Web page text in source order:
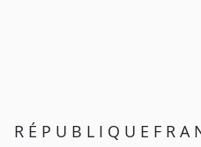
R É P U B L I Q U E F R A